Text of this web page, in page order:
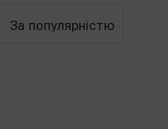
За популярністю